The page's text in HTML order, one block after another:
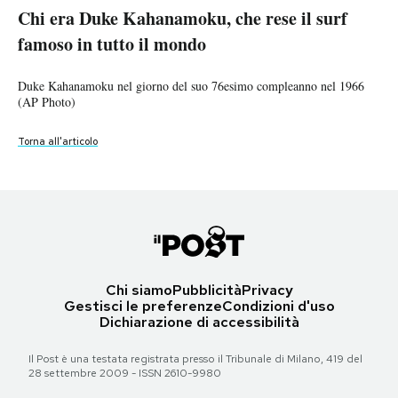
Notifiche mobile
Regala il Post
Esci
Torna all'articolo
Torna all'articolo
Chi era Duke Kahanamoku, che rese il surf
famoso in tutto il mondo
Duke Kahanamoku nel giorno del suo 76esimo compleanno nel 1966
(AP Photo)
Torna all'articolo
(Wikimedia)
Torna all'articolo
Chi siamoPubblicitàPrivacy
Gestisci le preferenzeCondizioni d'uso
Dichiarazione di accessibilità
Il Post è una testata registrata presso il Tribunale di Milano, 419 del
28 settembre 2009 - ISSN 2610-9980